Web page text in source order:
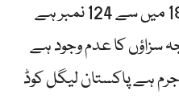
انڈیکس کی رینکنگ میں 180 میں سے 124 نمبر ہے
کا عدم وجود ہے
ہے پاکستان لیگل کوڈ